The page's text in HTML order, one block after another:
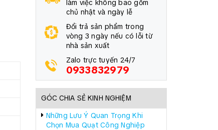
làm việc không bao gồm
chủ nhật và ngày lễ
Đổi trả sản phẩm trong
vòng 3 ngày nếu có lỗi từ
nhà sản xuất
Zalo trực tuyến 24/7
0933832979
GÓC CHIA SẺ KINH NGHIỆM
Những Lưu Ý Quan Trọng Khi
Chọn Mua Quạt Công Nghiệp